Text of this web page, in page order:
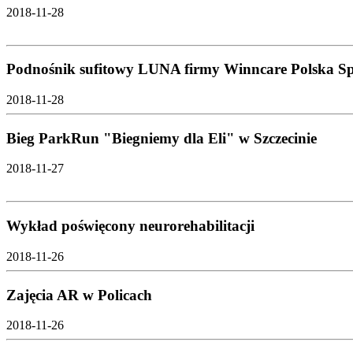
2018-11-28
Podnośnik sufitowy LUNA firmy Winncare Polska
2018-11-28
Bieg ParkRun "Biegniemy dla Eli" w Szczecinie
2018-11-27
Wykład poświęcony neurorehabilitacji
2018-11-26
Zajęcia AR w Policach
2018-11-26